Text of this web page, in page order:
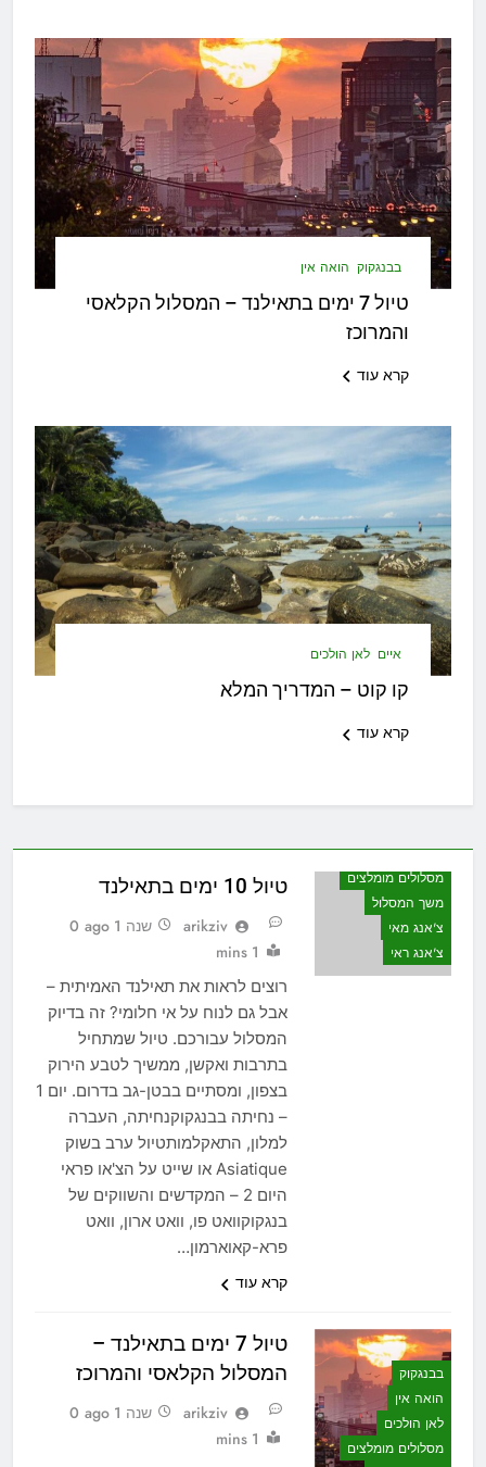
בבנגקוק הואה אין
טיול 7 ימים בתאילנד – המסלול הקלאסי
והמרוכז
קרא עוד
איים לאן הולכים
קו קוט – המדריך המלא
קרא עוד
מסלולים מומלצים
משך המסלול
צ'אנג מאי
צ'אנג ראי
טיול 10 ימים בתאילנד
arikziv שנה 1 ago
0
1 mins
רוצים לראות את תאילנד האמיתית –
אבל גם לנוח על אי חלומי? זה בדיוק
המסלול עבורכם. טיול שמתחיל
בתרבות ואקשן, ממשיך לטבע הירוק
בצפון, ומסתיים בבטן-גב בדרום. יום 1
– נחיתה בבנגקוקנחיתה, העברה
למלון, התאקלמותטיול ערב בשוק
Asiatique או שייט על הצ'או פראי
היום 2 – המקדשים והשווקים של
בנגקוקוואט פו, וואט ארון, וואט
פרא-קאוארמון…
קרא עוד
בבנגקוק
הואה אין
לאן הולכים
מסלולים מומלצים
טיול 7 ימים בתאילנד –
המסלול הקלאסי והמרוכז
arikziv שנה 1 ago
0
1 mins